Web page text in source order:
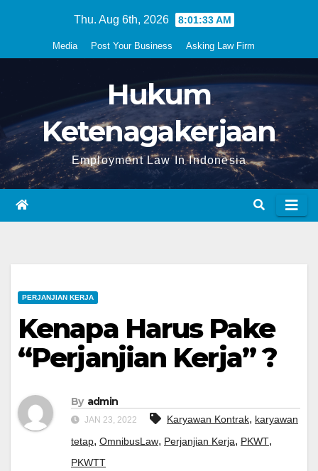
Thu. Aug 6th, 2026 8:01:34 AM
Media Post Your Business Asking Law Firm
Hukum
Ketenagakerjaan
Employment Law In Indonesia
PERJANJIAN KERJA
Kenapa Harus Pake
“Perjanjian Kerja” ?
By admin
JAN 23, 2022 Karyawan Kontrak, karyawan
tetap, OmnibusLaw, Perjanjian Kerja, PKWT,
PKWTT